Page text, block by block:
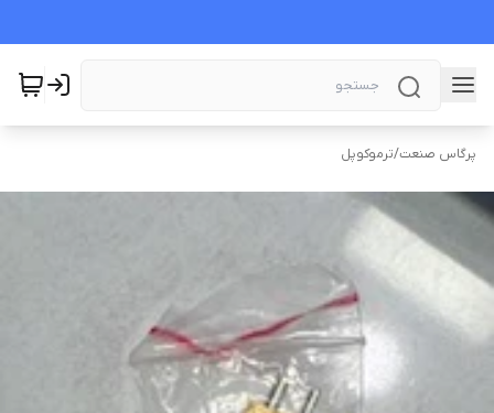
پرگاس صنعت/ترموکوپل